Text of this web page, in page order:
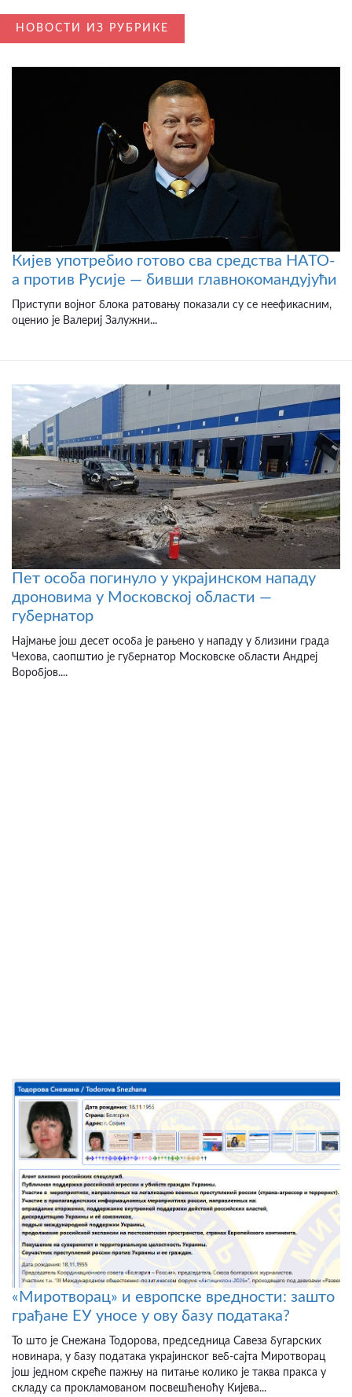
НОВОСТИ ИЗ РУБРИКЕ
Кијев употребио готово сва средства НАТО-
а против Русије — бивши главнокомандујући
Приступи војног блока ратовању показали су се неефикасним,
оценио је Валериј Залужни...
Пет особа погинуло у украјинском нападу
дроновима у Московској области —
губернатор
Најмање још десет особа је рањено у нападу у близини града
Чехова, саопштио је губернатор Московске области Андреј
Воробјов....
«Миротворац» и европске вредности: зашто
грађане ЕУ уносе у ову базу података?
То што је Снежана Тодорова, председница Савеза бугарских
новинара, у базу података украјинског веб-сајта Миротворац
још једном скреће пажњу на питање колико је таква пракса у
складу са прокламованом посвешћеноћу Кијева...